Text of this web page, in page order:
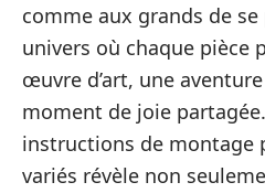
comme aux grands de
univers où chaque pièce
œuvre d’art, une
moment de joie
instructions de montage
variés révèle non